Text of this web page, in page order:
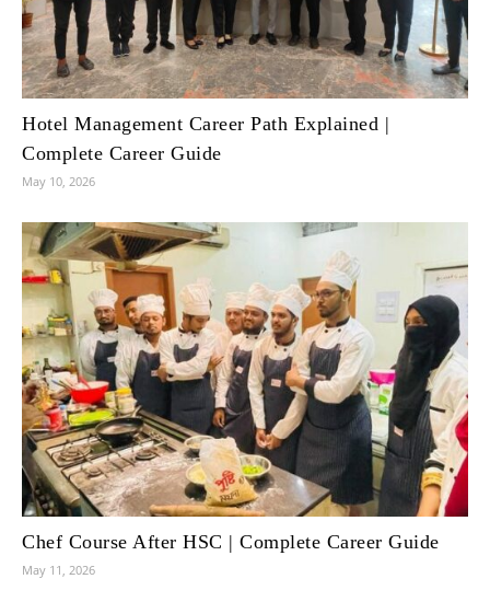
Hotel Management Career Path Explained |
Complete Career Guide
May 10, 2026
Chef Course After HSC | Complete Career Guide
May 11, 2026